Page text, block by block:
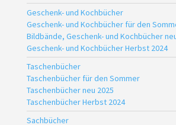
Geschenk- und Kochbücher
Geschenk- und Kochbücher für den
Bildbände, Geschenk- und Kochbücher
Geschenk- und Kochbücher Herbst 2024
Taschenbücher
Taschenbücher für den Sommer
Taschenbücher neu 2025
Taschenbücher Herbst 2024
Sachbücher